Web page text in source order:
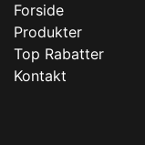
Forside
Produkter
Top Rabatter
Kontakt